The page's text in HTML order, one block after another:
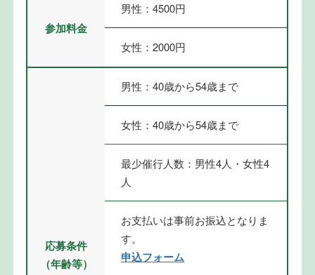
参加料金
男性：4500円
女性：2000円
応募条件
（年齢等）
男性：40歳から54歳まで
女性：40歳から54歳まで
最少催行人数：男性4人・女性4
人
お支払いは事前お振込となりま
す。
申込フォーム